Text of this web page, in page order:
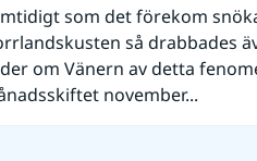
som det förekom
så drabbades
om Vänern av detta
november...